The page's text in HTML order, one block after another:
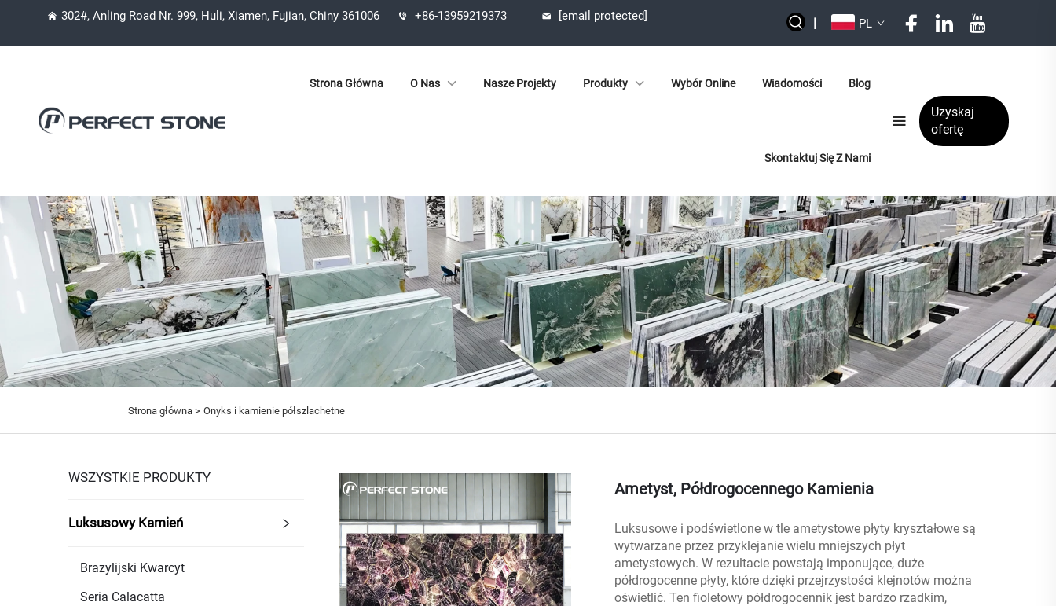
302#, Anling Road Nr. 999, Huli, Xiamen, Fujian, Chiny 361006 +86-13959219373 [email protected] | PL
Strona Główna O Nas Nasze Projekty Produkty Wybór Online Wiadomości Blog
Skontaktuj Się Z Nami
Uzyskaj
ofertę
Strona główna > Onyks i kamienie półszlachetne
WSZYSTKIE PRODUKTY
Luksusowy Kamień
Brazylijski Kwarcyt
Seria Calacatta
Ametyst, Półdrogocennego Kamienia
Luksusowe i podświetlone w tle ametystowe płyty kryształowe są
wytwarzane przez przyklejanie wielu mniejszych płyt
ametystowych. W rezultacie powstają imponujące, duże
półdrogocenne płyty, które dzięki przejrzystości klejnotów można
oświetlić. Ten fioletowy półdrogocennik jest bardzo rzadkim,